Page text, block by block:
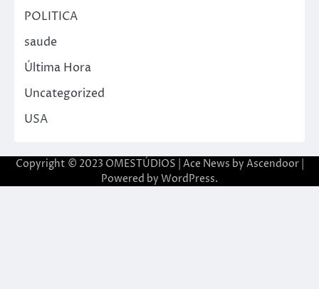
POLITICA
saude
Última Hora
Uncategorized
USA
Copyright © 2023 OMESTÚDIOS | Ace News by Ascendoor|
Powered by WordPress.